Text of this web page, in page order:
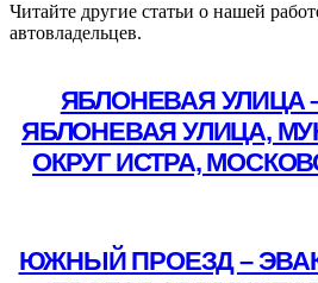
Читайте другие статьи о нашей
автовладельцев.
ЯБЛОНЕВАЯ УЛИЦА
ЯБЛОНЕВАЯ УЛИЦА,
ОКРУГ ИСТРА,
ЮЖНЫЙ ПРОЕЗД –